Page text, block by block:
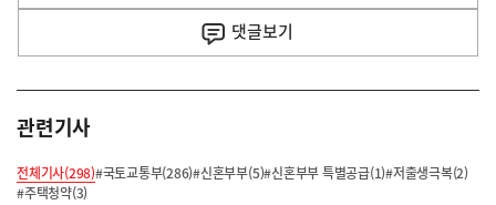
댓글보기
관련기사
전체기사(298)#국토교통부(286)#신혼부부(5)#신혼부부 특별공급(1)#저출생극복(2)
#주택청약(3)